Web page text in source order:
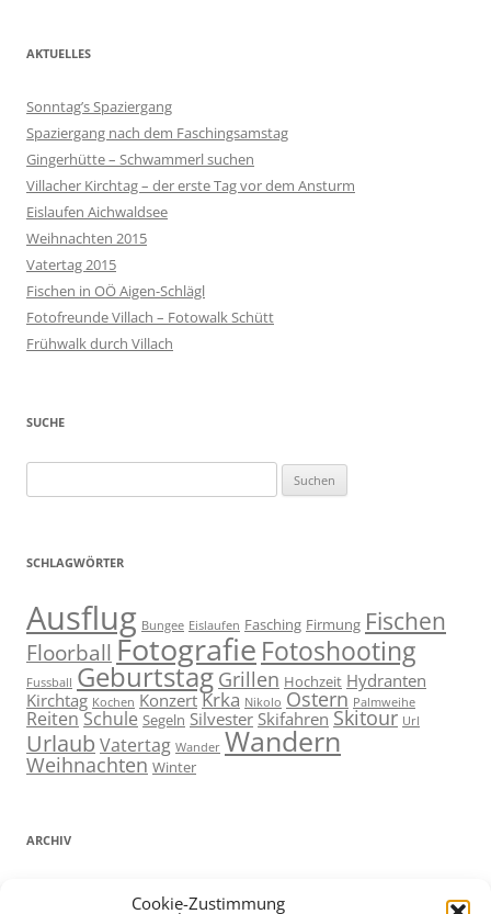
Cookie-Zustimmung
AKTUELLES
Sonntag’s Spaziergang
Spaziergang nach dem Faschingsamstag
Gingerhütte – Schwammerl suchen
Villacher Kirchtag – der erste Tag vor dem Ansturm
Eislaufen Aichwaldsee
Weihnachten 2015
Vatertag 2015
Fischen in OÖ Aigen-Schlägl
Fotofreunde Villach – Fotowalk Schütt
Frühwalk durch Villach
SUCHE
nach:
SCHLAGWÖRTER
Ausflug Bungee Eislaufen Fasching Firmung Fischen
Floorball Fotografie Fotoshooting
Fussball Geburtstag Grillen Hochzeit Hydranten
Kirchtag Kochen Konzert Krka Nikolo Ostern Palmweihe
Reiten Schule Segeln Silvester Skifahren Skitour Url
Urlaub Vatertag Wander Wandern
Weihnachten Winter
ARCHIV